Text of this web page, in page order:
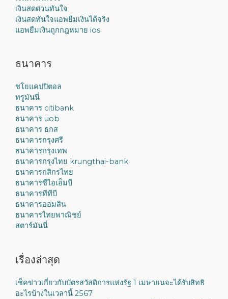
เงินสดด่วนทันใจ
เงินสดทันใจแอพยืมเงินได้จริง
แอพยืมเงินถูกกฎหมาย ios
ธนาคาร
ชโยแคปปิตอล
ทรูมันนี่
ธนาคาร citibank
ธนาคาร uob
ธนาคาร ธกส
ธนาคารกรุงศรี
ธนาคารกรุงเทพ
ธนาคารกรุงไทย krungthai-bank
ธนาคารกสิกรไทย
ธนาคารซีไอเอ็มบี
ธนาคารทีทีบี
ธนาคารออมสิน
ธนาคารไทยพาณิชย์
สตาร์มันนี่
เรื่องล่าสุด
เช็คข่าวเกี่ยวกับบัตรสวัสดิการแห่งรัฐ 1 เมษายนจะได้รับสิทธิ
อะไรบ้างในเวลานี้ 2567